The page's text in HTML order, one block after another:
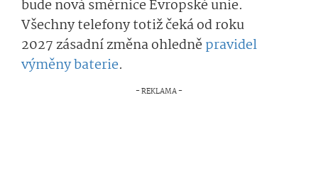
bude nová směrnice Evropské unie.
Všechny telefony totiž čeká od roku
2027 zásadní změna ohledněpravidel
výměny baterie.